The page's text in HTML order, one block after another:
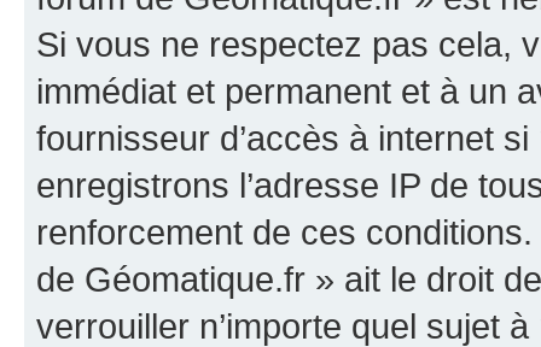
Si vous ne respectez pas cela,
immédiat et permanent et à un
fournisseur d’accès à internet
enregistrons l’adresse IP de
renforcement de ces
de Géomatique.fr » ait le droit
verrouiller n’importe quel sujet